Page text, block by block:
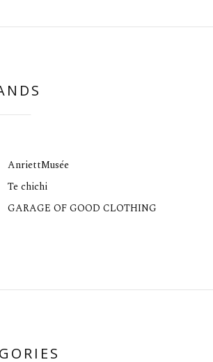
AnriettMusée
Te chichi
GARAGE OF GOOD CLOTHING